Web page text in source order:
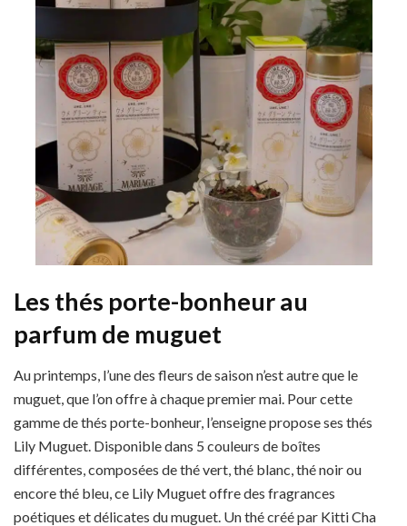
Les thés porte-bonheur au
parfum de muguet
Au printemps, l’une des fleurs de saison n’est autre que le
muguet, que l’on offre à chaque premier mai. Pour cette
gamme de thés porte-bonheur, l’enseigne propose ses thés
Lily Muguet. Disponible dans 5 couleurs de boîtes
différentes, composées de thé vert, thé blanc, thé noir ou
encore thé bleu, ce Lily Muguet offre des fragrances
poétiques et délicates du muguet. Un thé créé par Kitti Cha